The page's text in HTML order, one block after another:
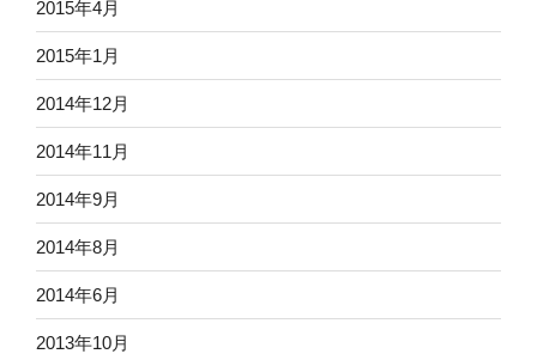
2015年4月
2015年1月
2014年12月
2014年11月
2014年9月
2014年8月
2014年6月
2013年10月